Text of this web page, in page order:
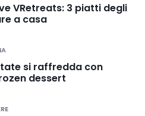
VRetreats: 3 piatti degli
a casa
si raffredda con
dessert